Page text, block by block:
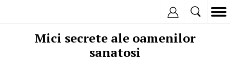
Mici secrete ale oamenilor
sanatosi